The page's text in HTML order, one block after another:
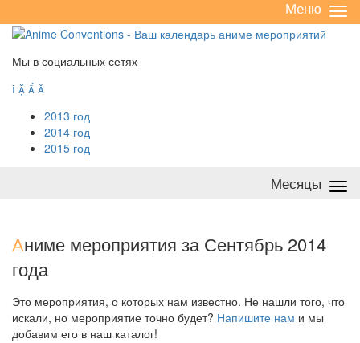
/
Меню
Мы в социальных сетях
   
2013 год
2014 год
2015 год
Месяцы
Аниме мероприятия за Сентябрь 2014
года
Это мероприятия, о которых нам известно. Не нашли того, что
искали, но мероприятие точно будет? Напишите нам и мы
добавим его в наш каталог!